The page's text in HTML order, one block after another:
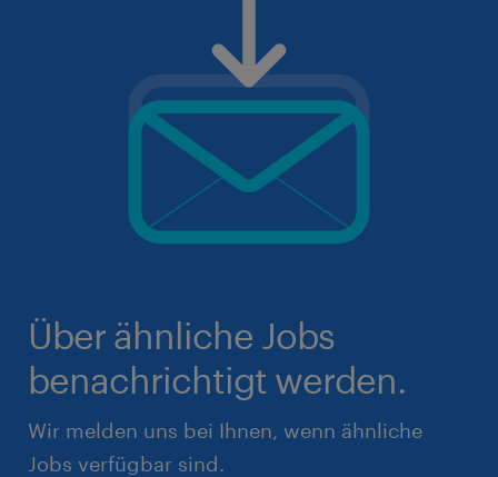
Über ähnliche Jobs
benachrichtigt werden.
Wir melden uns bei Ihnen, wenn ähnliche
Jobs verfügbar sind.